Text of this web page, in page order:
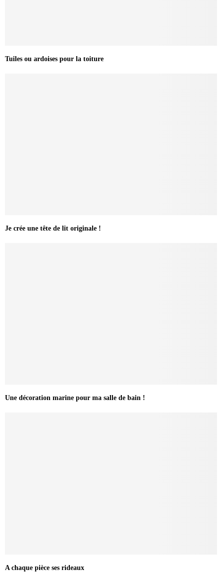
Tuiles ou ardoises pour la toiture
Je crée une tête de lit originale !
Une décoration marine pour ma salle de bain !
A chaque pièce ses rideaux